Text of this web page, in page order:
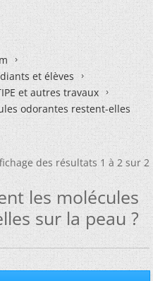
et élèves
et autres travaux
odorantes restent-elles
des résultats 1 à 2 sur 2
les molécules
sur la peau ?